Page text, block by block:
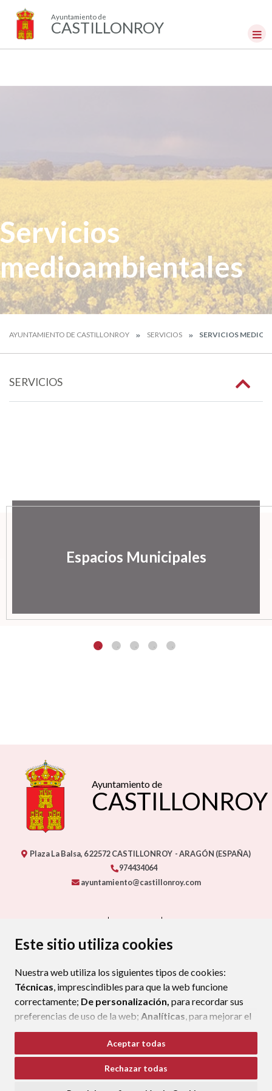
Este sitio utiliza cookies
Nuestra web utiliza los siguientes tipos de cookies:
Técnicas, imprescindibles para que la web funcione
correctamente; De personalización, para recordar sus
preferencias de uso de la web; Analíticas, para mejorar el
funcionamiento de la web y sus servicios.
Si acepta pulsando el botón“Aceptar todas”
consideramos que acepta su uso. Si pulsa el botón
Aceptar todas
Rechazar todas
Ayuntamiento de
CASTILLONROY
Servicios
medioambientales
AYUNTAMIENTO DE CASTILLONROY SERVICIOS SERVICIOS
SERVICIOS
Espacios Municipales
Ayuntamiento de
CASTILLONROY
Plaza La Balsa, 622572CASTILLONROY - ARAGÓN (ESPAÑA)
974434064
ayuntamiento@castillonroy.com
PROTECCIÓN DE DATOS
POLÍTICA DE COOKIES